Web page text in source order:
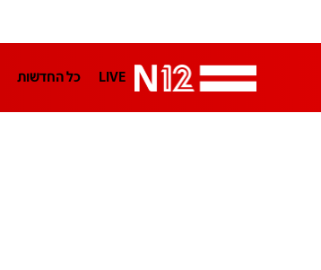
LIVE כל החדשות